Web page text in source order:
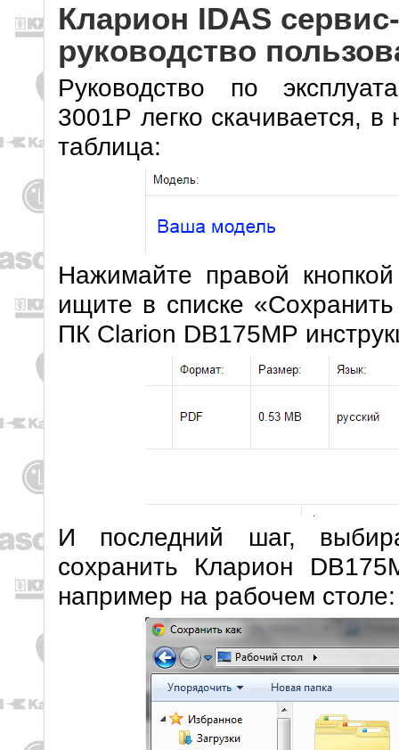
Кларион IDAS
руководство
Руководство по
3001P легко скачивается,
таблица:
Нажимайте правой
ищите в списке
ПК Clarion DB175MP
И последний шаг,
сохранить Кларион
например на рабочем столе: